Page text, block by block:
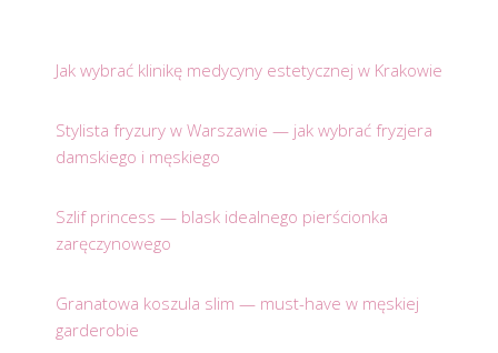
Jak wybrać klinikę medycyny estetycznej w Krakowie
Stylista fryzury w Warszawie — jak wybrać fryzjera
damskiego i męskiego
Szlif princess — blask idealnego pierścionka
zaręczynowego
Granatowa koszula slim — must-have w męskiej
garderobie